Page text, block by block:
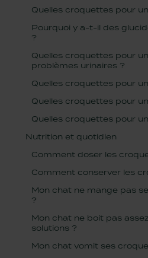
Quelles croquettes pour
Pourquoi y a-t-il des
?
Quelles croquettes pour
problèmes urinaires ?
Quelles croquettes pour
Quelles croquettes pour
Quelles croquettes pour
Nutrition et quotidien
Comment doser les
Comment conserver les
Mon chat ne mange pas
?
Mon chat ne boit pas
solutions ?
Mon chat vomit ses